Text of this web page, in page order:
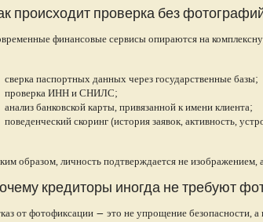
происходит проверка без
финансовые сервисы опираются на
сверка паспортных данных через государственные базы;
проверка ИНН и СНИЛС;
анализ банковской карты, привязанной к имени клиента;
поведенческий скоринг (история заявок, активность,
образом, личность подтверждается не изображением,
кредиторы иногда не требуют
от фотофиксации — это не упрощение безопасности, а